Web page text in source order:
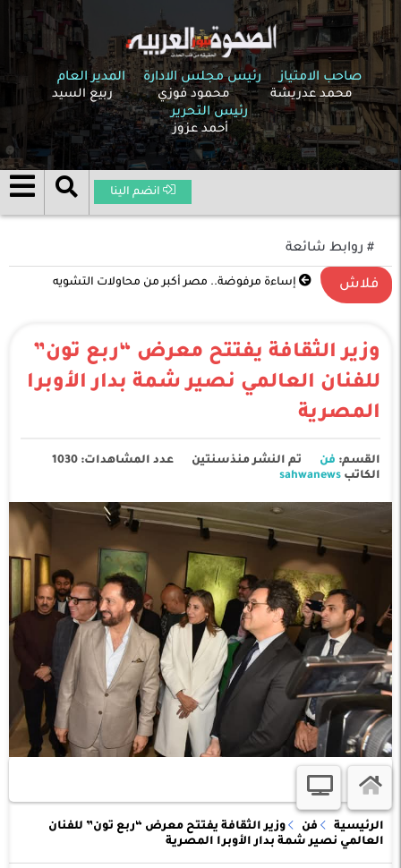
صاحب الامتياز
محمد عدريشة
رئيس مجلس الادارة
محمود فوزي
المدير العام
ربيع السيد
رئيس التحرير
أحمد عزوز
انضم الينا
# روابط شائعة
فلاش
تصعيد غير مسبوق في الشرق الأوسط .. الحرب بين
وزير الثقافة يفتتح معرض “ربع تون”
للفنان العالمي نصير شمة بدار الأوبرا
المصرية
القسم: فن تم النشر منذسنتين
عدد المشاهدات: 1030
الكاتب sahwanews
الرئيسية فن
وزير الثقافة يفتتح معرض “ربع تون” للفنان
العالمي نصير شمة بدار الأوبرا المصرية